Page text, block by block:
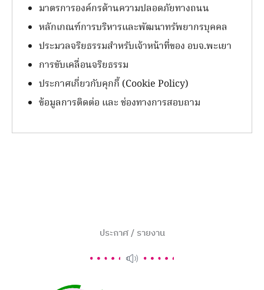
มาตรการองค์กรด้านความปลอดภัยทางถนน
หลักเกณฑ์การบริหารและพัฒนาทรัพยากรบุคคล
ประมวลจริยธรรมสำหรับเจ้าหน้าที่ของ อบจ.พะเยา
การขับเคลื่อนจริยธรรม
ประกาศเกี่ยวกับคุกกี้ (Cookie Policy)
ข้อมูลการติดต่อ และ ช่องทางการสอบถาม
ประกาศ / รายงาน